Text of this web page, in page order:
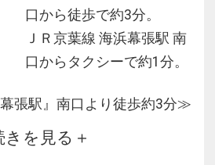
口から徒歩で約3分。
ＪＲ京葉線 海浜幕張駅 南
口からタクシーで約1分。
張駅』南口より徒歩約3分≫
ゾート（Ｒ）のある舞浜駅
きを見る